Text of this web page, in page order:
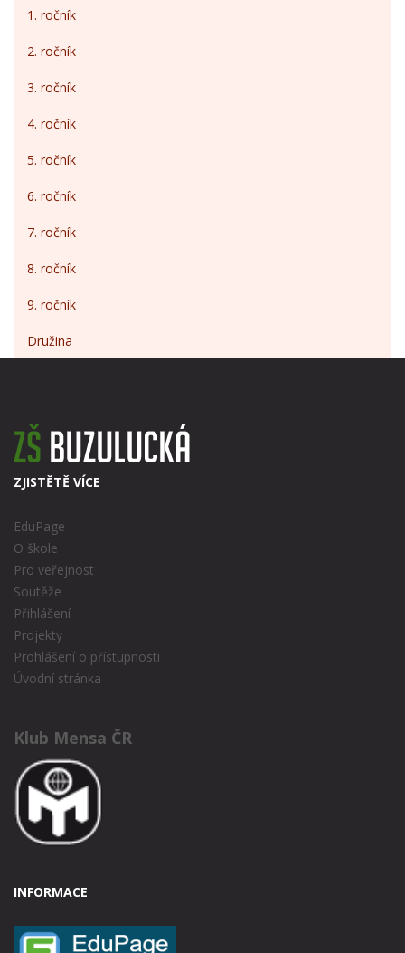
1. ročník
2. ročník
3. ročník
4. ročník
5. ročník
6. ročník
7. ročník
8. ročník
9. ročník
Družina
ZJISTĚTĚ VÍCE
EduPage
O škole
Pro veřejnost
Soutěže
Přihlášení
Projekty
Prohlášení o přístupnosti
Úvodní stránka
Klub Mensa ČR
INFORMACE